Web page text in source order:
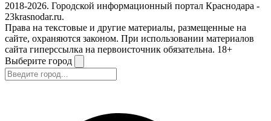
2018-2026. Городской информационный портал Краснодара -
23krasnodar.ru.
Права на текстовые и другие материалы, размещенные на
сайте, охраняются законом. При использовании материалов
сайта гиперссылка на первоисточник обязательна. 18+
Выберите город